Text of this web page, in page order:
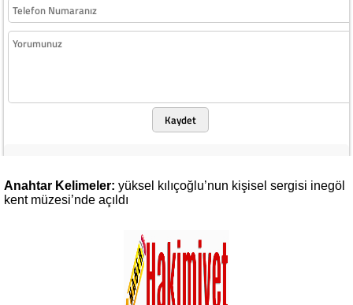
Kaydet
Anahtar Kelimeler: yüksel kılıçoğlu’nun kişisel sergisi inegöl
kent müzesi’nde açıldı